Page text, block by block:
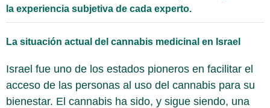
la experiencia subjetiva de cada experto.
La situación actual del cannabis medicinal en Israel
Israel fue uno de los estados pioneros en facilitar el
acceso de las personas al uso del cannabis para su
bienestar. El cannabis ha sido, y sigue siendo, una